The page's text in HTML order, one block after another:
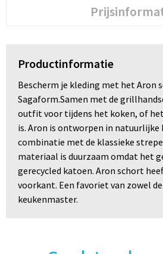
Productinformatie
Bescherm je kleding met het Aron
Sagaform.Samen met de
outfit voor tijdens het koken, of
is. Aron is ontworpen in natuurlijke
combinatie met de klassieke
materiaal is duurzaam omdat het
gerecycled katoen. Aron schort
voorkant. Een favoriet van zowel
keukenmaster.